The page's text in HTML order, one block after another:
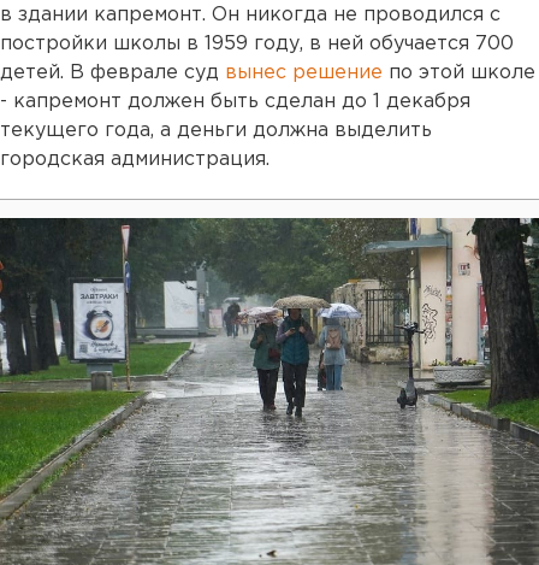
в здании капремонт. Он никогда не проводился с
постройки школы в 1959 году, в ней обучается 700
детей. В феврале суд вынес решение по этой школе
- капремонт должен быть сделан до 1 декабря
текущего года, а деньги должна выделить
городская администрация.